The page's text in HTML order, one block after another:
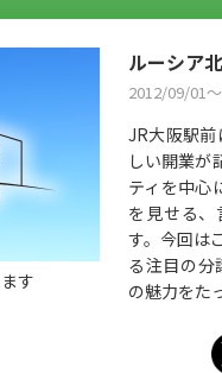
す
ルーシア
2012/09/01〜
JR大阪駅前
しい開業が
ティを中心
を見せる
す。今回は
る注目の分
の魅力をた